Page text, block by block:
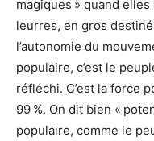
magiques » quand
leurres, en gros
l’autonomie du
populaire, c’est le
réfléchi. C’est la force
99 %. On dit bien «
populaire, comme le